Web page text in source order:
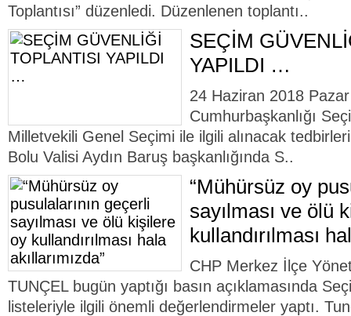
Toplantısı” düzenledi. Düzenlenen toplantı..
SEÇİM
YAPILDI …
24 Haziran 2018
Cumhurbaşkanlığı
Milletvekili Genel Seçimi ile ilgili alınacak
Bolu Valisi Aydın Baruş başkanlığında S..
“Mühürsüz oy
sayılması ve ölü
kullandırılması
CHP Merkez İlçe
TUNÇEL bugün yaptığı basın açıklamasında
listeleriyle ilgili önemli değerlendirmeler yaptı.